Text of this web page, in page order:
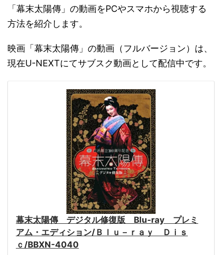
「幕末太陽傳」の動画をPCやスマホから視聴する
方法を紹介します。
映画「幕末太陽傳」の動画（フルバージョン）は、
現在U-NEXTにてサブスク動画として配信中です。
幕末太陽傳 デジタル修復版 Blu-ray プレミ
アム・エディション/Ｂｌｕ－ｒａｙ Ｄｉｓ
ｃ/BBXN-4040